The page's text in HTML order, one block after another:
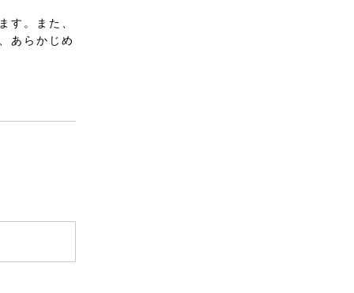
す。また、
あらかじめ